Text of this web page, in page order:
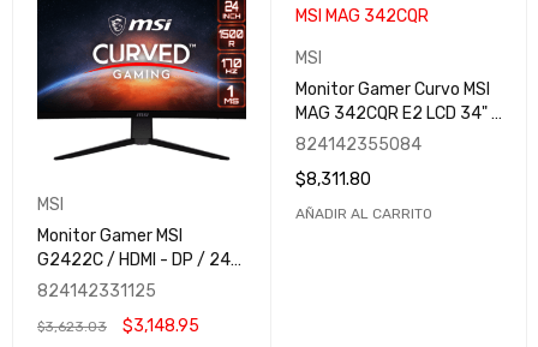
MSI
Monitor Gamer MSI
G2422C / HDMI - DP / 24"
/ 1ms / 170Hz / VA / FHD /
1500R
824142331125
$3,623.03 $3,148.95
MSI
Monitor Gamer Curvo MSI
MAG 342CQR E2 LCD 34" |
WQHD 2K | Ultra Wide |
HDMI/DisplayPort | 1MS
824142355084
$8,311.80
AÑADIR AL CARRITO